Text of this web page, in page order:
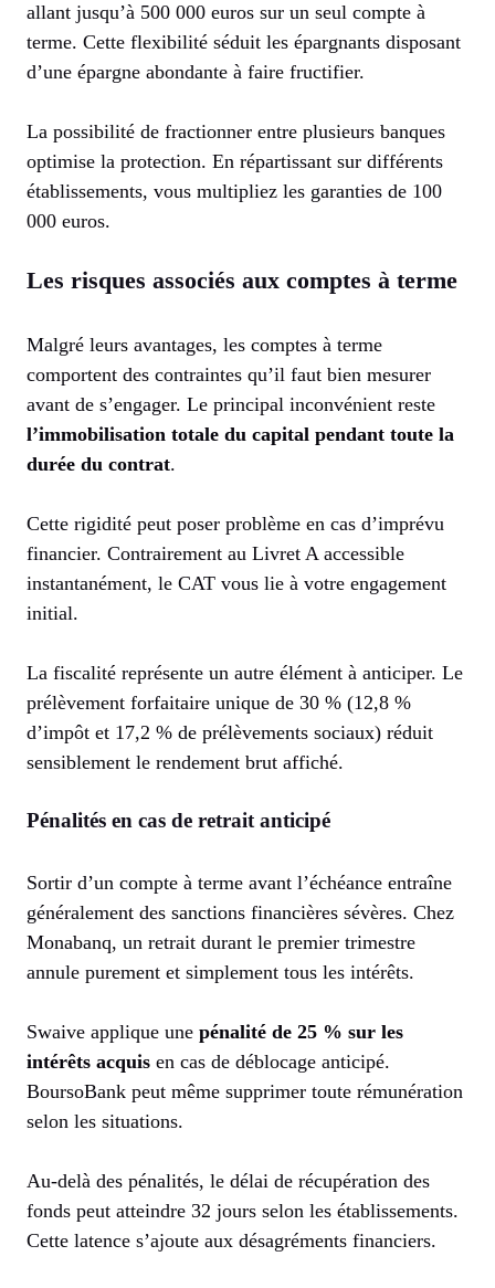
allant jusqu’à 500 000 euros sur un seul compte à
terme. Cette flexibilité séduit les épargnants disposant
d’une épargne abondante à faire fructifier.
La possibilité de fractionner entre plusieurs banques
optimise la protection. En répartissant sur différents
établissements, vous multipliez les garanties de 100
000 euros.
Les risques associés aux comptes à terme
Malgré leurs avantages, les comptes à terme
comportent des contraintes qu’il faut bien mesurer
avant de s’engager. Le principal inconvénient reste
l’immobilisation totale du capital pendant toute la
durée du contrat.
Cette rigidité peut poser problème en cas d’imprévu
financier. Contrairement au Livret A accessible
instantanément, le CAT vous lie à votre engagement
initial.
La fiscalité représente un autre élément à anticiper. Le
prélèvement forfaitaire unique de 30 % (12,8 %
d’impôt et 17,2 % de prélèvements sociaux) réduit
sensiblement le rendement brut affiché.
Pénalités en cas de retrait anticipé
Sortir d’un compte à terme avant l’échéance entraîne
généralement des sanctions financières sévères. Chez
Monabanq, un retrait durant le premier trimestre
annule purement et simplement tous les intérêts.
Swaive applique une pénalité de 25 % sur les
intérêts acquis en cas de déblocage anticipé.
BoursoBank peut même supprimer toute rémunération
selon les situations.
Au-delà des pénalités, le délai de récupération des
fonds peut atteindre 32 jours selon les établissements.
Cette latence s’ajoute aux désagréments financiers.